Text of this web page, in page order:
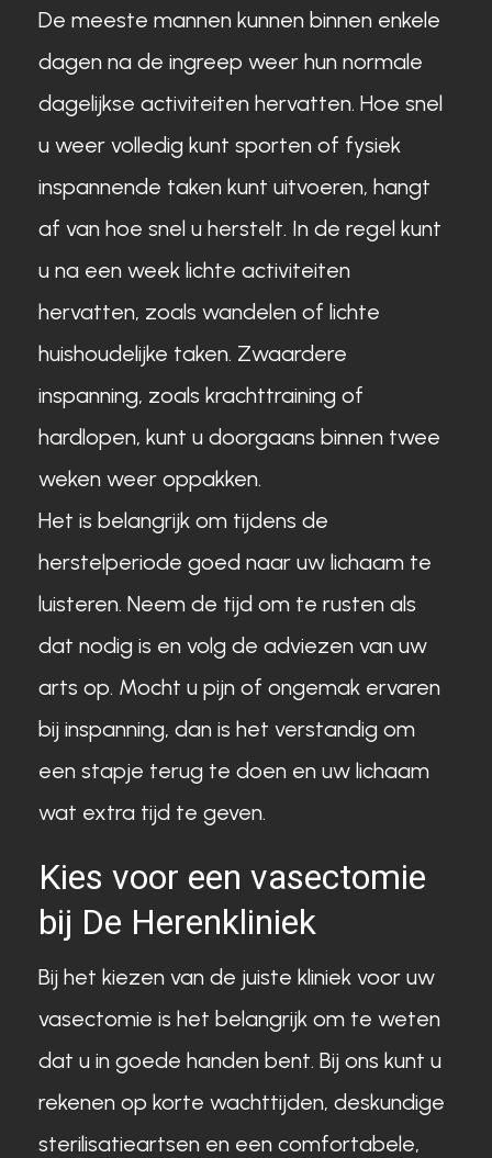
De meeste mannen kunnen binnen enkele
dagen na de ingreep weer hun normale
dagelijkse activiteiten hervatten. Hoe snel
u weer volledig kunt sporten of fysiek
inspannende taken kunt uitvoeren, hangt
af van hoe snel u herstelt. In de regel kunt
u na een week lichte activiteiten
hervatten, zoals wandelen of lichte
huishoudelijke taken. Zwaardere
inspanning, zoals krachttraining of
hardlopen, kunt u doorgaans binnen twee
weken weer oppakken.
Het is belangrijk om tijdens de
herstelperiode goed naar uw lichaam te
luisteren. Neem de tijd om te rusten als
dat nodig is en volg de adviezen van uw
arts op. Mocht u pijn of ongemak ervaren
bij inspanning, dan is het verstandig om
een stapje terug te doen en uw lichaam
wat extra tijd te geven.
Kies voor een vasectomie
bij De Herenkliniek
Bij het kiezen van de juiste kliniek voor uw
vasectomie is het belangrijk om te weten
dat u in goede handen bent. Bij ons kunt u
rekenen op korte wachttijden, deskundige
sterilisatieartsen en een comfortabele,